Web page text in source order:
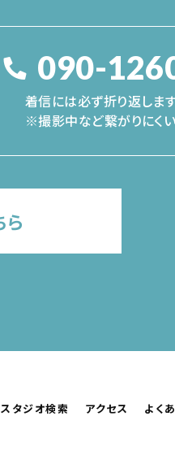
090-
着信には必ず折り返します
※撮影中など繋がりにくい
ら
スタジオ検索 アクセス よく